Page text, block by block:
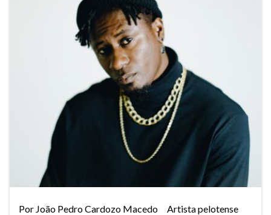
Por João Pedro Cardozo Macedo Artista pelotense